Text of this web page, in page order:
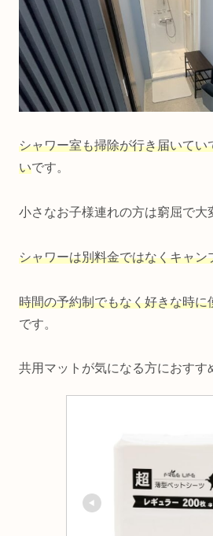
シャワー室も掃除が行き届いてい
いです。
小さなお子様連れの方は窮屈で大
シャワーは別料金ではなくキャン
時間の予約制でもなく好きな時に
です。
共用マットが気になる方におすす